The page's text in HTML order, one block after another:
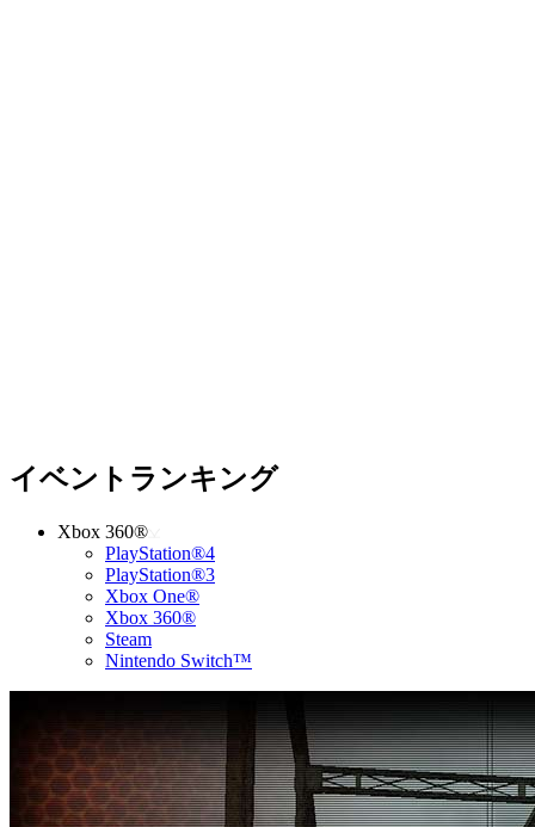
イベントランキング
Xbox 360®
PlayStation®4
PlayStation®3
Xbox One®
Xbox 360®
Steam
Nintendo Switch™